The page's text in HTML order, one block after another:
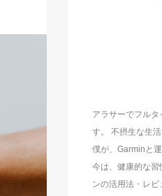
アラサーでフル
す。 不摂生な生
僕が、Garminと
今は、健康的な習
ンの活用法・レ